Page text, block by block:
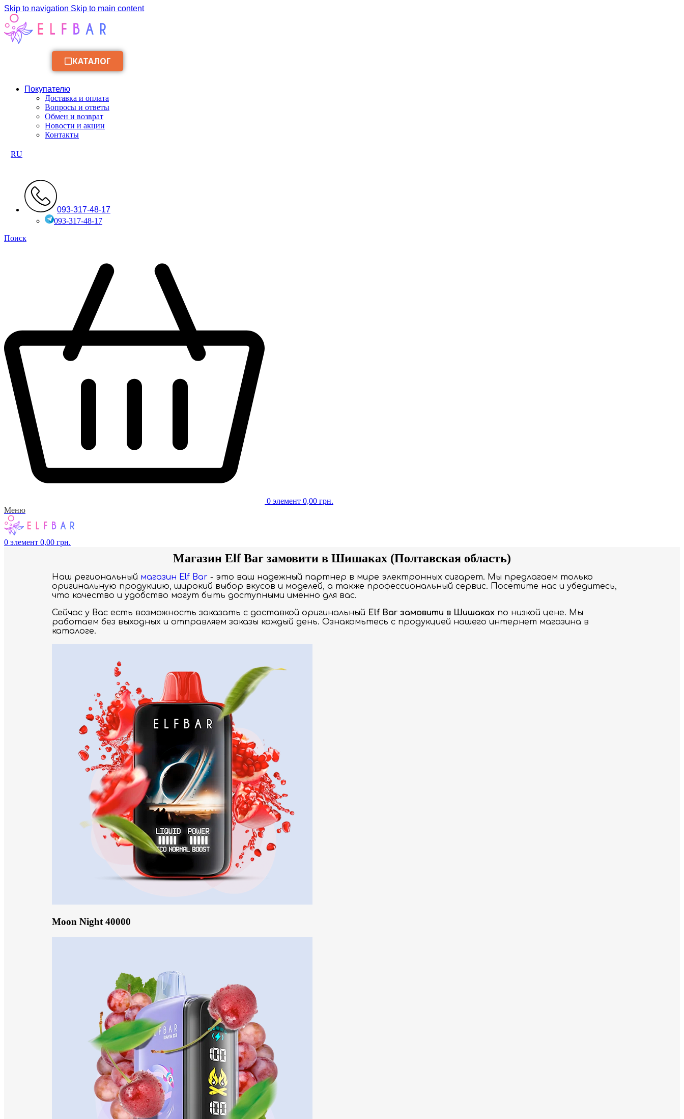
Skip to navigation Skip to main content
КАТАЛОГ
Покупателю
Доставка и оплата
Вопросы и ответы
Обмен и возврат
Новости и акции
Контакты
RU
093-317-48-17
093-317-48-17
Поиск
0 элемент 0,00 грн.
Меню
0 элемент 0,00 грн.
Магазин Elf Bar замовити в Шишаках (Полтавская область)
Наш региональный магазин Elf Bar - это ваш надежный партнер в мире электронных сигарет. Мы предлагаем только
оригинальную продукцию, широкий выбор вкусов и моделей, а также профессиональный сервис. Посетите нас и убедитесь,
что качество и удобство могут быть доступными именно для вас.
Сейчас у Вас есть возможность заказать с доставкой оригинальный Elf Bar замовити в Шишаках по низкой цене. Мы
работаем без выходных и отправляем заказы каждый день. Ознакомьтесь с продукцией нашего интернет магазина в
каталоге.
Moon Night 40000